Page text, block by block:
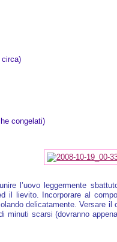
congelati)
l’uovo leggermente
il lievito. Incorporare al
delicatamente. Versare
minuti scarsi (dovranno